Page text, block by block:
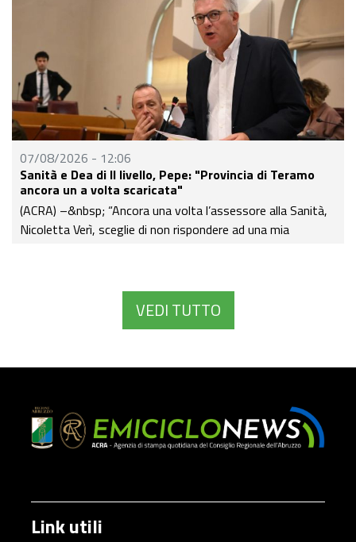
07/08/2026 - 12:06
Sanità e Dea di II livello, Pepe: "Provincia di Teramo
ancora un a volta scaricata"
(ACRA) –&nbsp; “Ancora una volta l’assessore alla Sanità,
Nicoletta Verì, sceglie di non rispondere ad una mia
Giunta regionale sulla programmazione sanitaria” lo
VEDI TUTTO
Link utili